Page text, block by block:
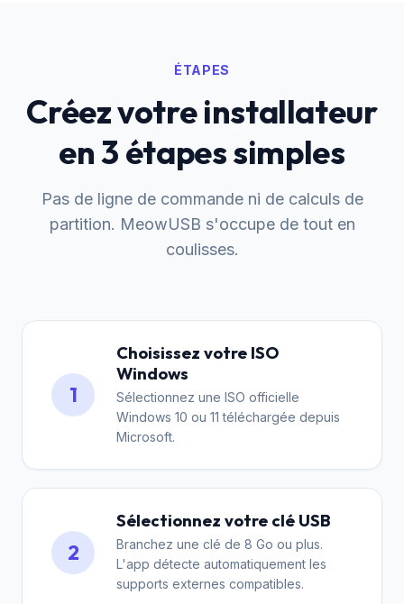
ÉTAPES
Créez votre installateur
en 3 étapes simples
Pas de ligne de commande ni de calculs de
partition. MeowUSB s'occupe de tout en
coulisses.
1
Choisissez votre ISO
Windows
Sélectionnez une ISO officielle
Windows 10 ou 11 téléchargée depuis
Microsoft.
2
Sélectionnez votre clé USB
Branchez une clé de 8 Go ou plus.
L'app détecte automatiquement les
supports externes compatibles.